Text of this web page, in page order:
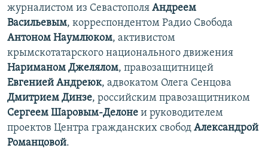
журналистом из Севастополя Андреем
Васильевым, корреспондентом Радио Свобода
Антоном Наумлюком, активистом
крымскотатарского национального движения
Нариманом Джелялом, правозащитницей
Евгенией Андреюк, адвокатом Олега Сенцова
Дмитрием Динзе, российским правозащитником
Сергеем Шаровым-Делоне и руководителем
проектов Центра гражданских свобод Александрой
Романцовой.